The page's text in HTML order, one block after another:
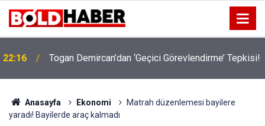
22:16 Togan Demircan’dan ‘Geçici Görevlendirme’ Tepkisi!
19:32 Sıcak Havalarda Ödem Şikayetini Hafife Almayın!
Anasayfa Ekonomi
Matrah düzenlemesi bayilere
yaradı! Bayilerde araç kalmadı